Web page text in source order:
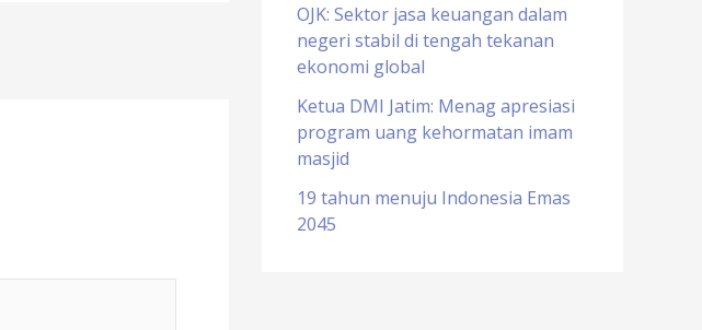
OJK: Sektor jasa keuangan dalam
negeri stabil di tengah tekanan
ekonomi global
Ketua DMI Jatim: Menag apresiasi
program uang kehormatan imam
masjid
19 tahun menuju Indonesia Emas
2045